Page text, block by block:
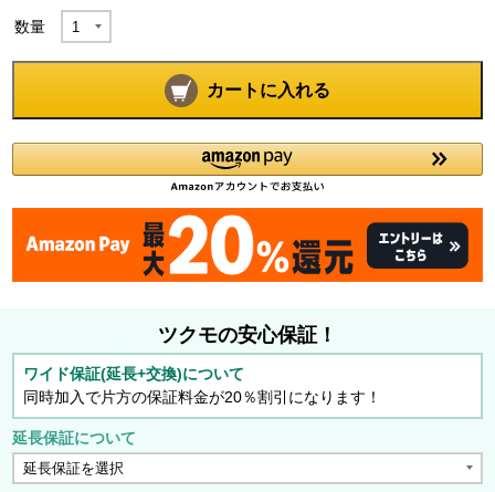
数量
カートに入れる
ツクモの安心保証！
ワイド保証(延長+交換)について
同時加入で片方の保証料金が20％割引になります！
延長保証について